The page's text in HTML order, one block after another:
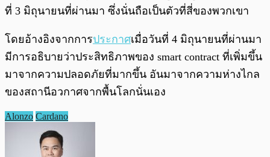
ที่ 3 มิถุนายนที่ผ่านมา ซึ่งนั่นถือเป็นตัวที่สี่ของพวกเขา
โดยอ้างอิงจากการประกาศเมื่อวันที่ 4 มิถุนายนที่ผ่านมา
มีการอธิบายว่าประสิทธิภาพของ smart contract ที่เพิ่มขึ้น
มาจากความปลอดภัยที่มากขึ้น อันมาจากความห่างไกล
ของสถานีอวกาศจากพื้นโลกนั่นเอง
Alonzo Cardano